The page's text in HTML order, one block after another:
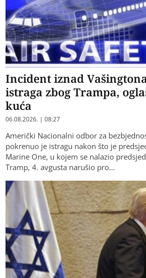
Incident iznad
istraga zbog Trampa,
kuća
06.08.2026. | 08:27
Američki Nacionalni odbor za
pokrenuo je istragu nakon što je
Marine One, u kojem se nalazio
Tramp, 4. avgusta narušio pro…